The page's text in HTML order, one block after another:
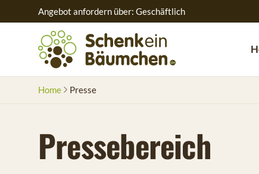
Angebot anfordern über: Geschäftlich
Home Presse
Pressebereich